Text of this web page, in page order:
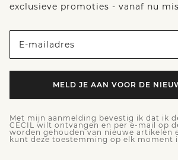
exclusieve promoties - vanaf nu
E-mailadres
MELD JE AAN VOOR DE
Met mijn aanmelding bevestig ik dat ik
CECIL wilt ontvangen en per e-mail op
worden gehouden van nieuwe artikelen
kunt deze toestemming op elk moment